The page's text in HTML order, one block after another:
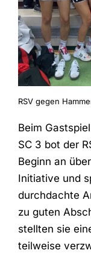
RSV gegen
Beim
SC 3 bot der
Beginn an
Initiative und
durchdachte
zu guten
stellten sie
teilweise